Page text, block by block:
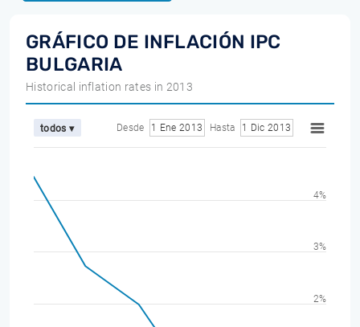
GRÁFICO DE INFLACIÓN IPC
BULGARIA
Historical inflation rates in 2013
todos ▾ Desde 1 Ene 2013 Hasta 1 Dic 2013
2%
3%
4%